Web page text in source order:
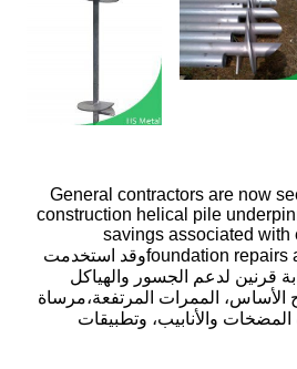
General contractors are now
construction helical pile
savings associated
foundation repairs after the job is completeوقد استخدمت
قرنين لدعم الجسور والهياكل
الأساس، الممرات المرتفعة،مرساة
والأنابيب، وتطبيقات